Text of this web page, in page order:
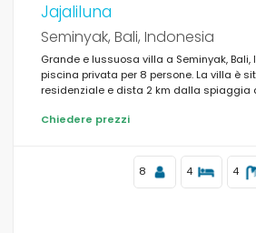
Jajaliluna
Seminyak, Bali, Indonesia
Grande e lussuosa villa a Seminyak, Bali,
piscina privata per 8 persone. La villa è
residenziale e dista 2 km dalla spiaggia
Chiedere prezzi
8 4 4